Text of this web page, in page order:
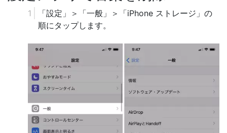
「設定」＞「一般」＞「iPhone ストレージ」の
順にタップします。